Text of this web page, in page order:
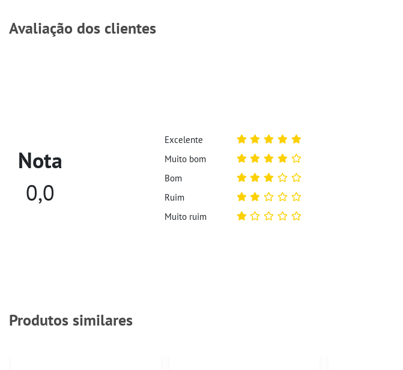
Avaliação dos clientes
Nota
0,0
Excelente
Muito bom
Bom
Ruim
Muito ruim
Produtos similares